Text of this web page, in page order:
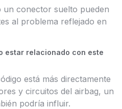
un conector suelto pueden
al problema reflejado en
estar relacionado con este
está más directamente
y circuitos del airbag, un
podría influir.